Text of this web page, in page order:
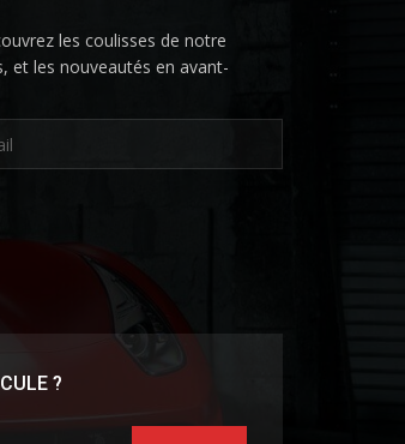
les coulisses de notre
et les nouveautés en avant-
?